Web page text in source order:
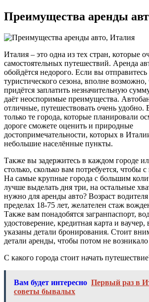
Преимущества аренды
Италия – это одна из тех стран, которые
самостоятельных путешествий. Аренда
обойдётся недорого. Если вы
туристического сезона, вполне
придётся заплатить незначительную
даёт неоспоримые преимущества.
отличные, путешествовать очень удобно.
только те города, которые планировали
дороге сможете оценить и природные
достопримечательности, которых в
небольшие населённые пункты.
Также вы задержитесь в каждом городе
столько, сколько вам потребуется, чтобы
На самые крупные города с большим
лучше выделать дня три, на остальные
нужно для аренды авто? Возраст
пределах 18-75 лет, желателен стаж
Также вам понадобятся загранпаспорт,
удостоверение, кредитная карта и ваучер,
указаны детали бронирования. Стоит
детали аренды, чтобы потом не
С какого города стоит начать
Вам будет интересно Первый раз в
советы бывалых